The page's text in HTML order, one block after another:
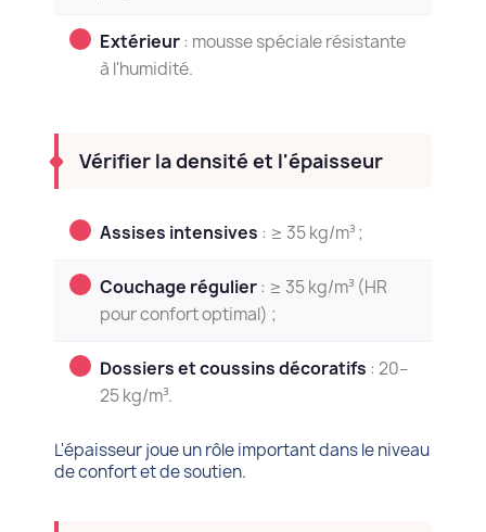
Extérieur: mousse spéciale résistante
à l'humidité.
Vérifier la densité et l'épaisseur
Assises intensives : ≥ 35 kg/m³ ;
Couchage régulier: ≥ 35 kg/m³ (HR
pour confort optimal) ;
Dossiers et coussins décoratifs : 20–
25 kg/m³.
L'épaisseur joue un rôle important dans le niveau
de confort et de soutien.